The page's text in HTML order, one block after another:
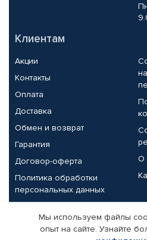
Клиентам
Акции
Контакты
Оплата
Доставка
Обмен и возврат
Гарантия
Договор-оферта
Политика обработки
персональных данных
О
Партнерам
Мы используем файлы
опыт на сайте. Узнайте